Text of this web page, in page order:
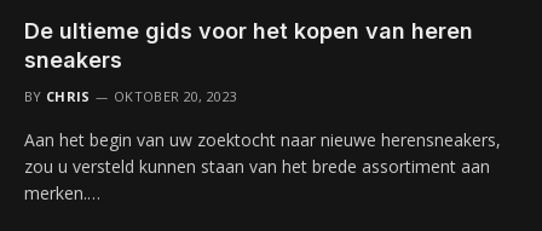
De ultieme gids voor het kopen van heren
sneakers
BY CHRIS OKTOBER 20, 2023
Aan het begin van uw zoektocht naar nieuwe herensneakers,
zou u versteld kunnen staan van het brede assortiment aan
merken.…